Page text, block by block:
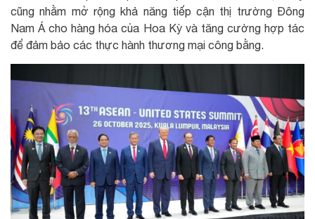
cũng nhằm mở rộng khả năng tiếp cận thị trường Đông
Nam Á cho hàng hóa của Hoa Kỳ và tăng cường hợp tác
để đảm bảo các thực hành thương mại công bằng.